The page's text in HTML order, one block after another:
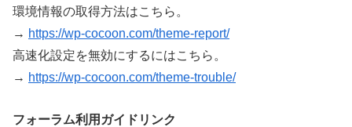
環境情報の取得方法はこちら。
→ https://wp-cocoon.com/theme-report/
高速化設定を無効にするにはこちら。
→ https://wp-cocoon.com/theme-trouble/
フォーラム利用ガイドリンク